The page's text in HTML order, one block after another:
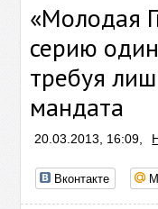
«Молодая
серию
требуя
мандата
20.03.2013, 16:09,
Вконтакте